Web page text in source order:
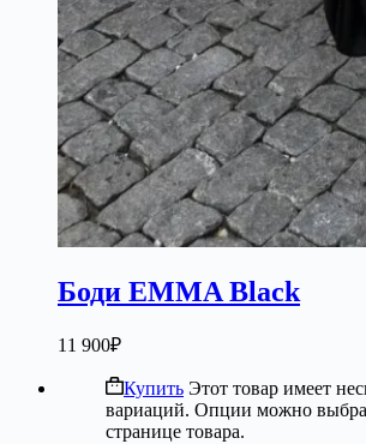
Боди EMMA Black
11 900₽
Купить Этот товар имеет
вариаций. Опции можно
странице товара.